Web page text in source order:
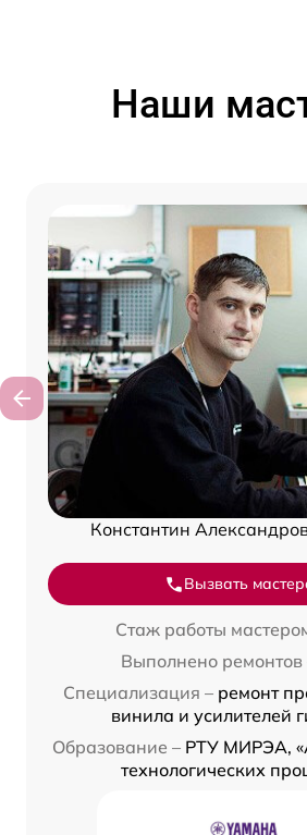
Наши
Константин
Вызвать
Стаж работы
Выполнено ремонтов
Специализация – ремонт
винила и усилителей
Образование – РТУ МИРЭА,
технологических